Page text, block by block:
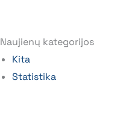
Naujienų kategorijos
Kita
Statistika